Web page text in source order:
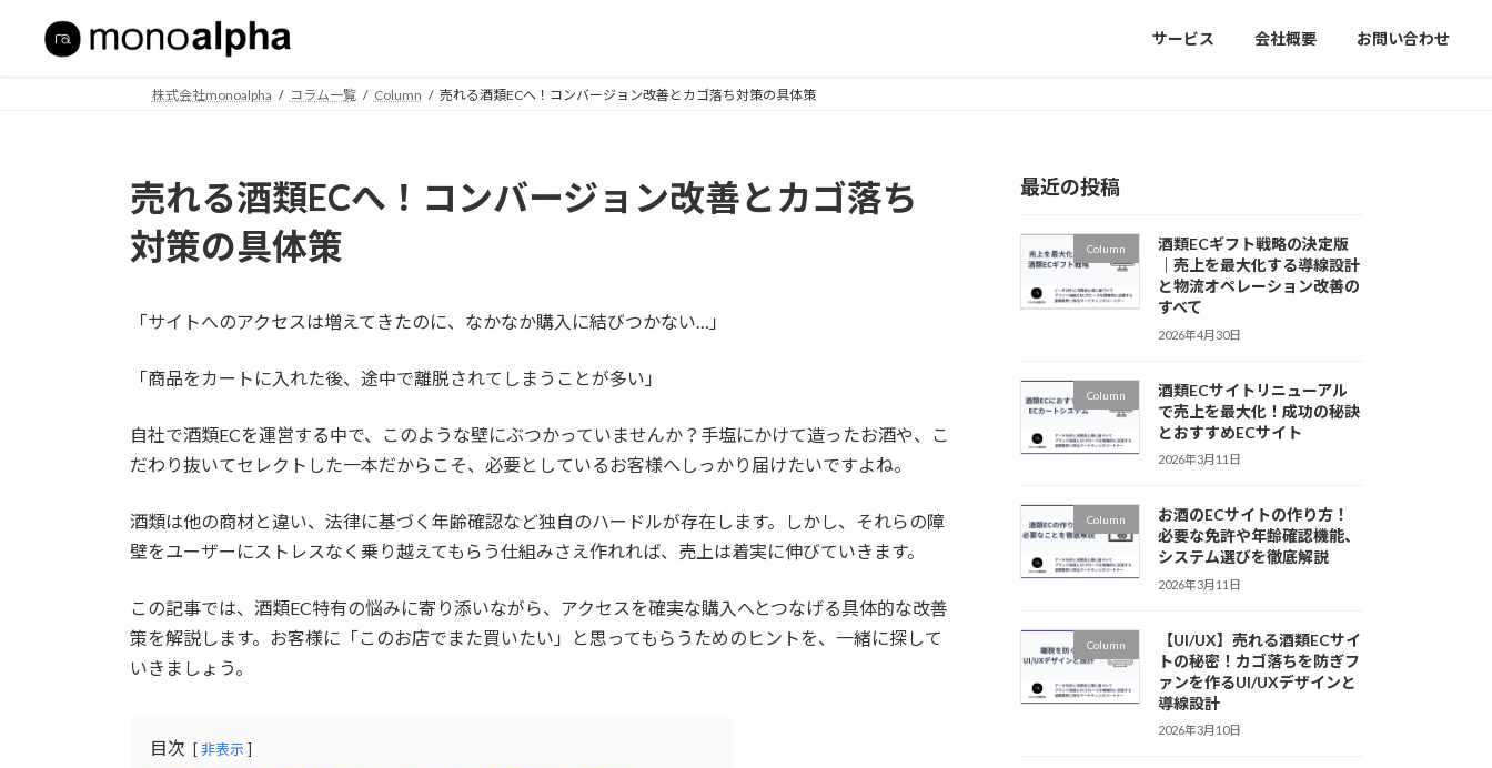
サービス 会社概要 お問い合わせ
株式会社monoalpha コラム一覧 Column 売れる酒類ECへ！コンバージョン改善とカゴ落ち対策の具体策
売れる酒類ECへ！コンバージョン改善とカゴ落ち
対策の具体策
「サイトへのアクセスは増えてきたのに、なかなか購入に結びつかない…」
「商品をカートに入れた後、途中で離脱されてしまうことが多い」
自社で酒類ECを運営する中で、このような壁にぶつかっていませんか？手塩にかけて造ったお酒や、こ
だわり抜いてセレクトした一本だからこそ、必要としているお客様へしっかり届けたいですよね。
酒類は他の商材と違い、法律に基づく年齢確認など独自のハードルが存在します。しかし、それらの障
壁をユーザーにストレスなく乗り越えてもらう仕組みさえ作れれば、売上は着実に伸びていきます。
この記事では、酒類EC特有の悩みに寄り添いながら、アクセスを確実な購入へとつなげる具体的な改善
策を解説します。お客様に「このお店でまた買いたい」と思ってもらうためのヒントを、一緒に探して
いきましょう。
目次 非表示
最近の投稿
Column
酒類ECギフト戦略の決定版
｜売上を最大化する導線設計
と物流オペレーション改善の
すべて
2026年4月30日
Column
酒類ECサイトリニューアル
で売上を最大化！成功の秘訣
とおすすめECサイト
2026年3月11日
Column
お酒のECサイトの作り方！
必要な免許や年齢確認機能、
システム選びを徹底解説
2026年3月11日
Column
【UI/UX】売れる酒類ECサイ
トの秘密！カゴ落ちを防ぎフ
ァンを作るUI/UXデザインと
導線設計
2026年3月10日